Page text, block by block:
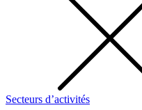
Secteurs d’activités